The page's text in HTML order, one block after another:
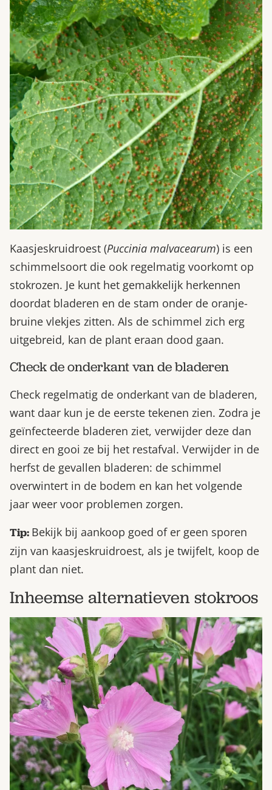
Kaasjeskruidroest (Puccinia malvacearum) is een
schimmelsoort die ook regelmatig voorkomt op
stokrozen. Je kunt het gemakkelijk herkennen
doordat bladeren en de stam onder de oranje-
bruine vlekjes zitten. Als de schimmel zich erg
uitgebreid, kan de plant eraan dood gaan.
Check de onderkant van de bladeren
Check regelmatig de onderkant van de bladeren,
want daar kun je de eerste tekenen zien. Zodra je
geïnfecteerde bladeren ziet, verwijder deze dan
direct en gooi ze bij het restafval. Verwijder in de
herfst de gevallen bladeren: de schimmel
overwintert in de bodem en kan het volgende
jaar weer voor problemen zorgen.
Tip: Bekijk bij aankoop goed of er geen sporen
zijn van kaasjeskruidroest, als je twijfelt, koop de
plant dan niet.
Inheemse alternatieven stokroos